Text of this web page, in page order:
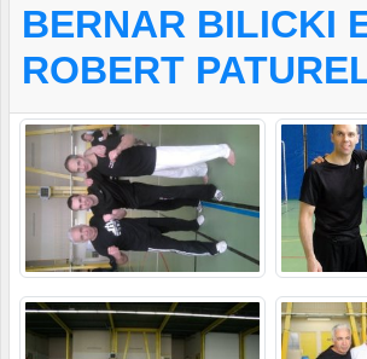
BERNAR BILICKI
ROBERT